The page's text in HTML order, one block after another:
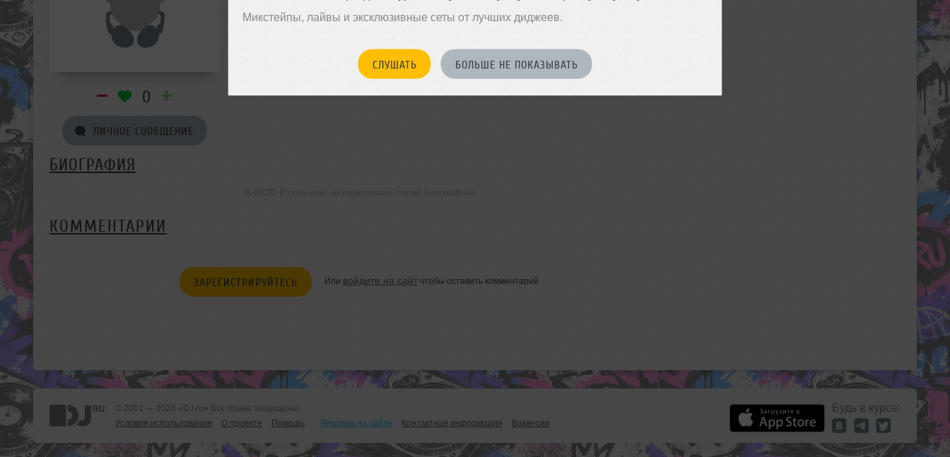
Микстейпы, лайвы и эксклюзивные сеты от лучших диджеев.
СЛУШАТЬ БОЛЬШЕ НЕ ПОКАЗЫВАТЬ
0
ЛИЧНОЕ СООБЩЕНИЕ
БИОГРАФИЯ
КОММЕНТАРИИ
ЗАРЕГИСТРИРУЙТЕСЬ Или войдите на сайтчтобы оставить комментарий
© 2001 — 2026 «DJ.ru» Все права защищены.
Условия использования
О проекте Помощь Реклама на сайте Контактная информация Вакансии
Будь в курсе: